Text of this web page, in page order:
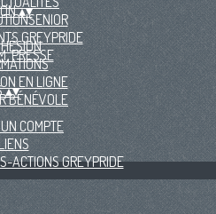
GREYPRIDE
PRESSE
▴▾
EN LIGNE
BÉNÉVOLE
▴▾
COMPTE
ACTIONS GREYPRIDE